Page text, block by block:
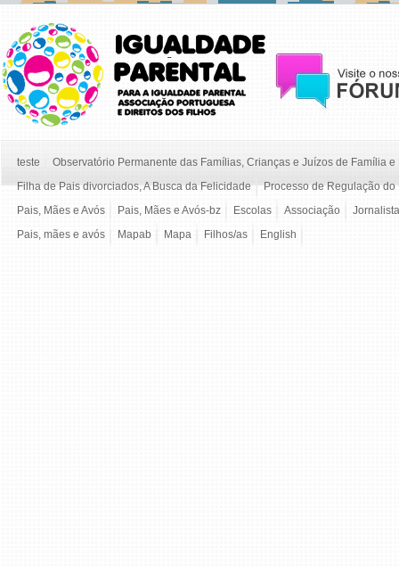
teste
Observatório Permanente das Famílias, Crianças e Juízos de Família e
Filha de Pais divorciados, A Busca da Felicidade
Processo de Regulação
Pais, Mães e Avós
Pais, Mães e Avós-bz Escolas Associação
Pais, mães e avós
Mapab Mapa Filhos/as English